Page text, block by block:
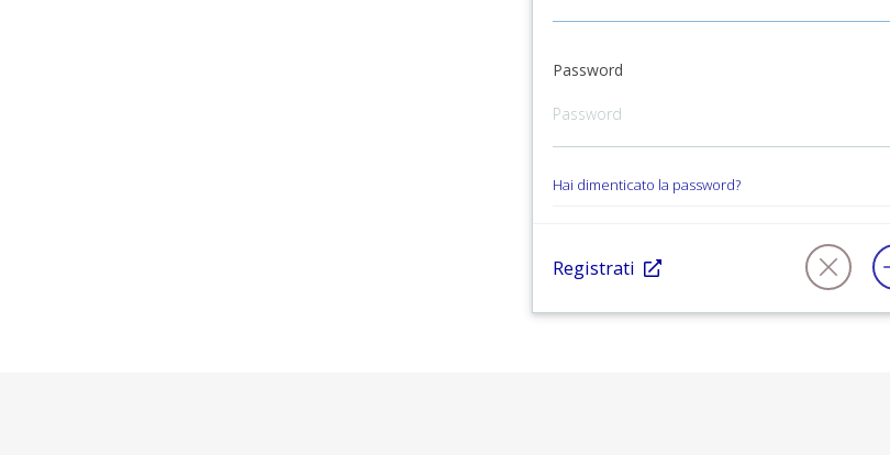
Password
Hai dimenticato la password?
Registrati